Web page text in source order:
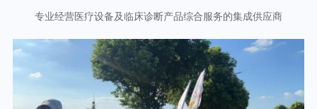
专业经营医疗设备及临床诊断产品综合服务的集成供应商